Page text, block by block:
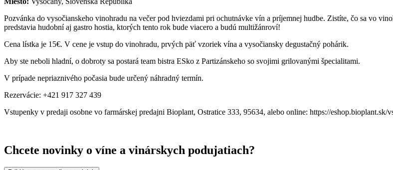
Pozvánka do vysočianskeho vinohradu na večer pod hviezdami pri ochutnávke vín a príjemnej hudbe. Zistíte, čo sa vo
predstavia hudobní aj gastro hostia, ktorých tento rok bude viacero a budú multižánroví!
Cena lístka je 15€. V cene je vstup do vinohradu, prvých päť vzoriek vína a vysočiansky degustačný pohárik.
Aby ste neboli hladní, o dobroty sa postará team bistra ESko z Partizánskeho so svojimi grilovanými špecialitami.
V prípade nepriaznivého počasia bude určený náhradný termín.
Rezervácie: +421 917 327 439
Vstupenky v predaji osobne vo farmárskej predajni Bioplant, Ostratice 333, 95634, alebo online: https://eshop.bioplant.sk/
Chcete novinky o víne a vinárskych podujatiach?